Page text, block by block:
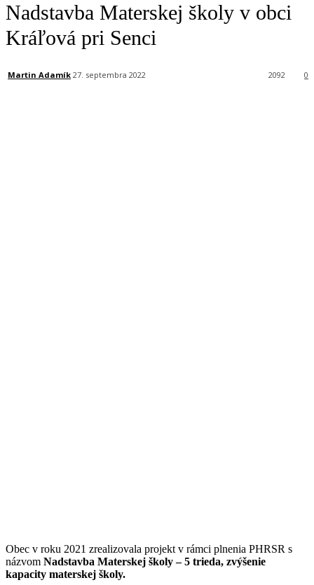
Nadstavba Materskej školy v obci
Kráľová pri Senci
Martin Adamík 27. septembra 2022 0
2092
Obec v roku 2021 zrealizovala projekt v rámci plnenia PHRSR s
názvom Nadstavba Materskej školy – 5 trieda, zvýšenie
kapacity materskej školy.